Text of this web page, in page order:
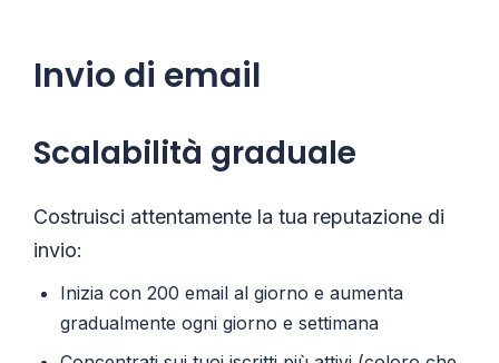
Invio di email
Scalabilità graduale
Costruisci attentamente la tua reputazione di
invio:
Inizia con 200 email al giorno e aumenta
gradualmente ogni giorno e settimana